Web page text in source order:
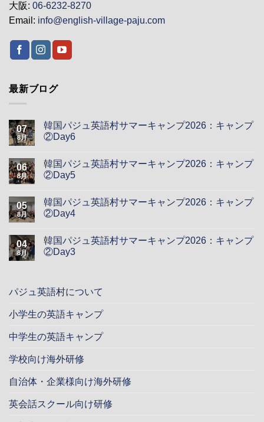
大阪: 06-6232-8270
Email: info@english-village-paju.com
最新ブログ
07
8月
韓国パジュ英語村サマーキャンプ2026：キャンプ
②Day6
06
8月
韓国パジュ英語村サマーキャンプ2026：キャンプ
②Day5
05
8月
韓国パジュ英語村サマーキャンプ2026：キャンプ
②Day4
04
8月
韓国パジュ英語村サマーキャンプ2026：キャンプ
②Day3
パジュ英語村について
小学生の英語キャンプ
中学生の英語キャンプ
学校向け海外研修
自治体・企業様向け海外研修
英会話スクール向け研修